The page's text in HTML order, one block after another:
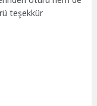
teşekkür